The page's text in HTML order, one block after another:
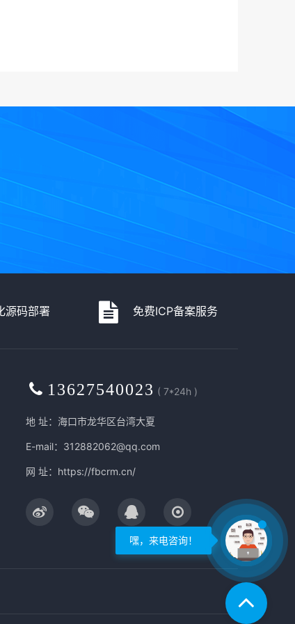
源码部署 免费ICP备案服务
13627540023 ( 7*24h )
地 址：海口市龙华区台湾大夏
E-mail：312882062@qq.com
网 址： https://fbcrm.cn/